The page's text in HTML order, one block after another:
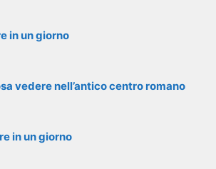
in un giorno
vedere nell’antico centro romano
in un giorno